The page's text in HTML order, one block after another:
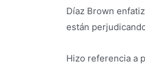
Díaz Brown
están
Hizo referencia a